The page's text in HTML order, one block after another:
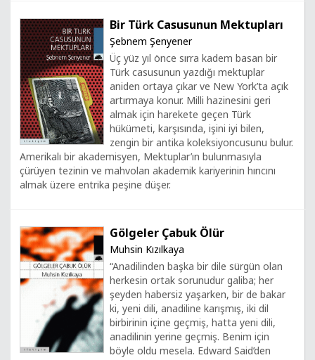
Bir Türk Casusunun Mektupları
Şebnem Şenyener
Üç yüz yıl önce sırra kadem basan bir
Türk casusunun yazdığı mektuplar
aniden ortaya çıkar ve New York’ta açık
artırmaya konur. Milli hazinesini geri
almak için harekete geçen Türk
hükümeti, karşısında, işini iyi bilen,
zengin bir antika koleksiyoncusunu bulur.
Amerikalı bir akademisyen, Mektuplar’ın bulunmasıyla
çürüyen tezinin ve mahvolan akademik kariyerinin hıncını
almak üzere entrika peşine düşer.
Gölgeler Çabuk Ölür
Muhsin Kızılkaya
“Anadilinden başka bir dile sürgün olan
herkesin ortak sorunudur galiba; her
şeyden habersiz yaşarken, bir de bakar
ki, yeni dili, anadiline karışmış, iki dil
birbirinin içine geçmiş, hatta yeni dili,
anadilinin yerine geçmiş. Benim için
böyle oldu mesela. Edward Said’den